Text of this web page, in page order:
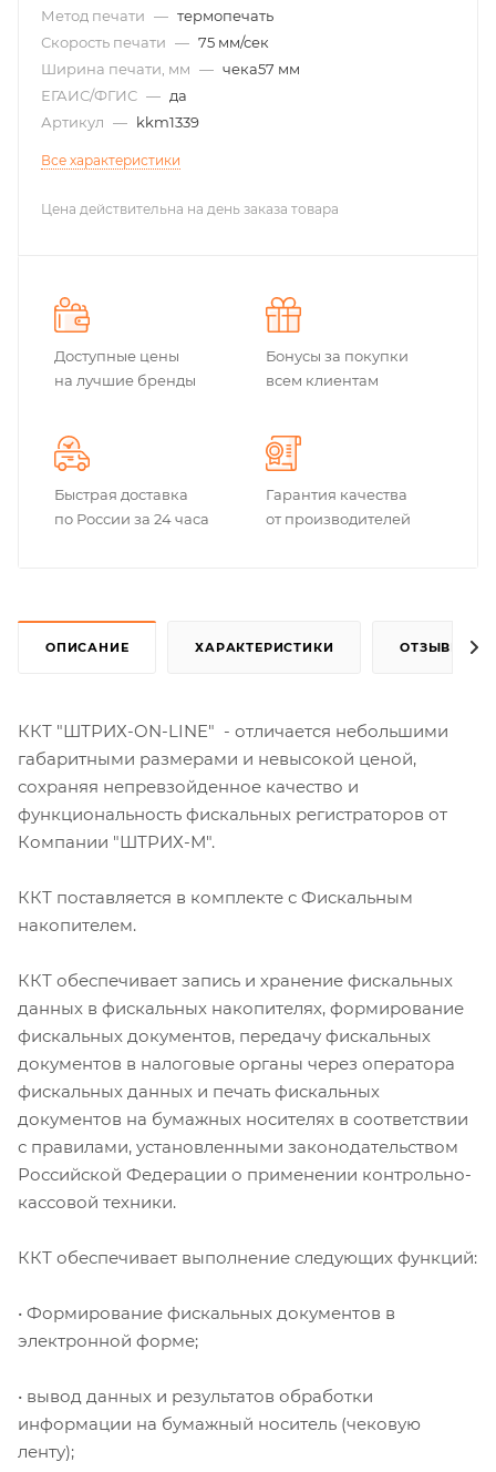
Метод печати — термопечать
Скорость печати — 75 мм/сек
Ширина печати, мм — чека57 мм
ЕГАИС/ФГИС — да
Артикул — kkm1339
Все характеристики
Цена действительна на день заказа товара
Доступные цены
на лучшие бренды
Бонусы за покупки
всем клиентам
Быстрая доставка
по России за 24 часа
Гарантия качества
от производителей
ОПИСАНИЕ ХАРАКТЕРИСТИКИ ОТЗЫВЫ
ККТ "ШТРИХ-ON-LINE" - отличается небольшими
габаритными размерами и невысокой ценой,
сохраняя непревзойденное качество и
функциональность фискальных регистраторов от
Компании "ШТРИХ-М".
ККТ поставляется в комплекте с Фискальным
накопителем.
ККТ обеспечивает запись и хранение фискальных
данных в фискальных накопителях, формирование
фискальных документов, передачу фискальных
документов в налоговые органы через оператора
фискальных данных и печать фискальных
документов на бумажных носителях в соответствии
с правилами, установленными законодательством
Российской Федерации о применении контрольно-
кассовой техники.
ККТ обеспечивает выполнение следующих функций:
• Формирование фискальных документов в
электронной форме;
• вывод данных и результатов обработки
информации на бумажный носитель (чековую
ленту);